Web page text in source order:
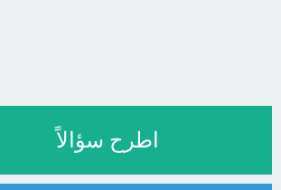
اطرح سؤالاً